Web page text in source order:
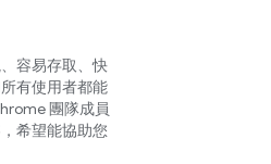
容易存取、快
有使用者都能
團隊成員
希望能協助您